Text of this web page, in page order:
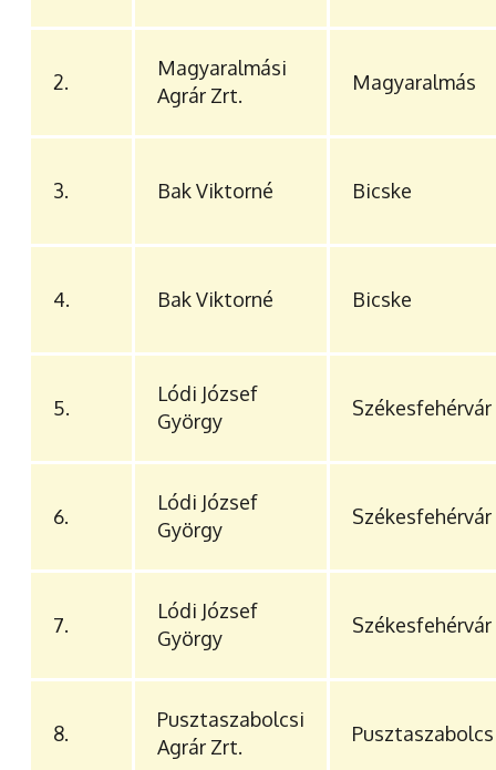
2.
Magyaralmási
Agrár Zrt.
Magyaralmás
3. Bak Viktorné Bicske
4. Bak Viktorné Bicske
5.
Lódi József
György
Székesfehérvár
6.
Lódi József
György
Székesfehérvár
7.
Lódi József
György
Székesfehérvár
8.
Pusztaszabolcsi
Agrár Zrt.
Pusztaszabolcs